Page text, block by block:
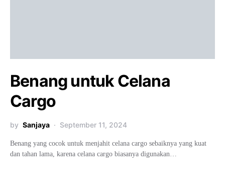
Benang untuk Celana
Cargo
by Sanjaya September 11, 2024
Benang yang cocok untuk menjahit celana cargo sebaiknya yang kuat
dan tahan lama, karena celana cargo biasanya digunakan…